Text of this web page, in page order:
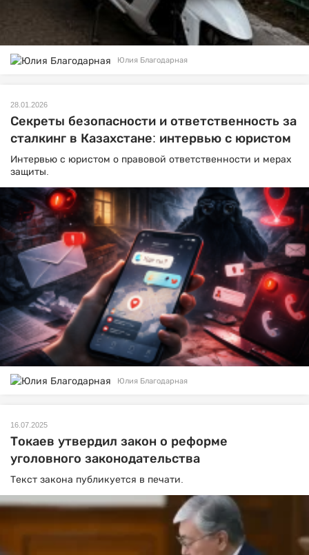
Юлия Благодарная
28.01.2026
Секреты безопасности и ответственность за
сталкинг в Казахстане: интервью с юристом
Интервью с юристом о правовой ответственности и мерах
защиты.
Юлия Благодарная
16.07.2025
Токаев утвердил закон о реформе
уголовного законодательства
Текст закона публикуется в печати.